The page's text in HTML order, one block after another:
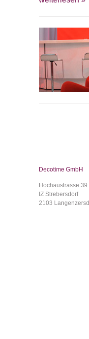
Decotime GmbH
Hochaustrasse 39
IZ Strebersdorf
2103